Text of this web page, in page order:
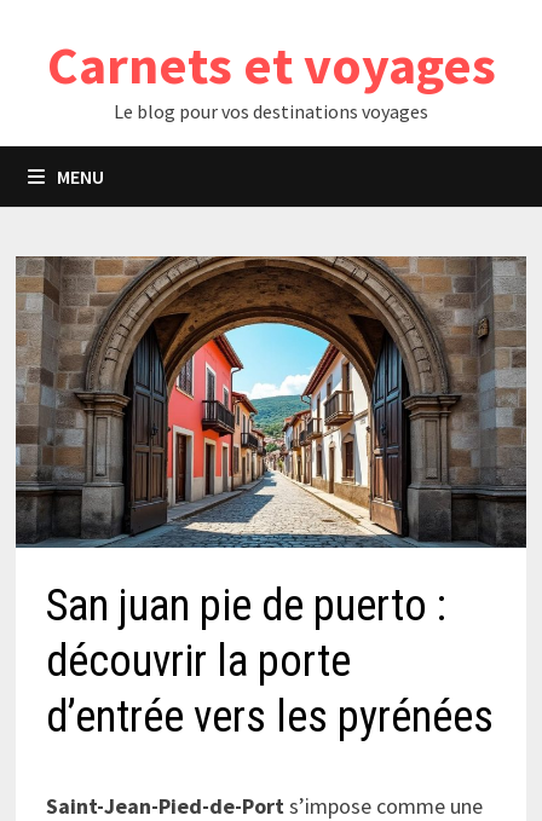
contenuCarnets et voyages
Le blog pour vos destinations voyages
MENU
San juan pie de puerto :
découvrir la porte
d’entrée vers les pyrénées
Saint-Jean-Pied-de-Ports’impose comme une